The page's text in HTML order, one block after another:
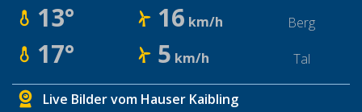
13° 16 km/h Berg
17° 5 km/h Tal
Live Bilder vom Hauser Kaibling